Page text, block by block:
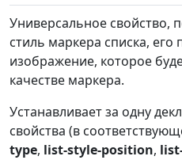
Универсальное свойство,
стиль маркера списка, его
изображение, которое
качестве маркера.
Устанавливает за одну
свойства (в
type, list-style-position,